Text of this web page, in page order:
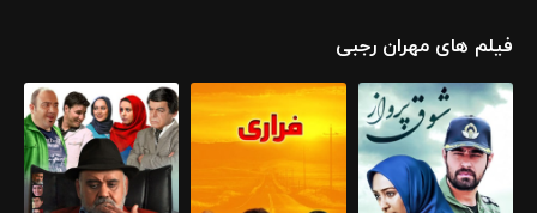
فیلم های مهران رجبی